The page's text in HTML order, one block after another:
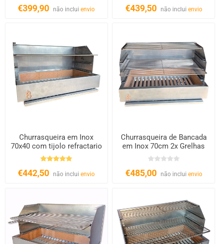
€399,90 não incluienvio €439,50 não inclui envio
Churrasqueira em Inox
70x40 com tijolo refractario
€442,50 não incluienvio
Churrasqueira de Bancada
em Inox 70cm 2x Grelhas
€485,00 não inclui envio